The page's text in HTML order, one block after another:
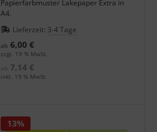
Papierfarbmuster Lakepaper Extra in
A4.
Lieferzeit: 3-4 Tage
ab 6,00 €
zzgl. 19 % MwSt.
ab
7,14 €
inkl. 19 % MwSt.
13%